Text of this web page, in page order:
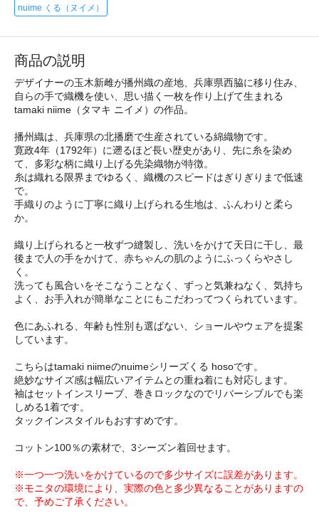
nuime くる（ヌイメ）
商品の説明
デザイナーの玉木新雌が播州織の産地、兵庫県西脇に移り住み、
自らの手で織機を使い、思い描く一枚を作り上げて生まれる
tamaki niime（タマキ ニイメ）の作品。
播州織は、兵庫県の北播磨で生産されている綿織物です。
寛政4年（1792年）に遡るほど長い歴史があり、先に糸を染め
て、多彩な柄に織り上げる先染織物が特徴。
糸は織れる限界までゆるく、織機のスピードはぎりぎりまで低速
で。
手織りのように丁寧に織り上げられる生地は、ふんわりと柔ら
か。
織り上げられると一枚ずつ縫製し、洗いをかけて天日に干し、最
後まで人の手をかけて、赤ちゃんの肌のようにふっくらやさし
く。
洗っても風合いをそこなうことなく、ずっと気兼ねなく、気持ち
よく、お手入れが簡単なことにもこだわってつくられています。
色にあふれる、年齢も性別も選ばない、ショールやウェアを提案
しています。
こちらはtamaki niimeのnuimeシリーズくる hosoです。
絶妙なサイズ感は幅広いアイテムとの重ね着にも対応します。
袖はセットインスリーブ、巻きロックなのでリバーシブルでも楽
しめる1着です。
タックインスタイルもおすすめです。
コットン100％の素材で、3シーズン着回せます。
※一つ一つ洗いをかけているので多少サイズに誤差があります。
※モニタの環境により、実際の色と多少異なることがありますの
で、予めご了承ください。